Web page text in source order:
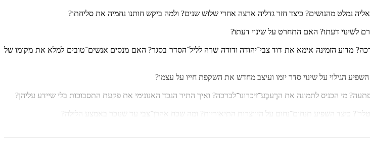
נמלט מהנושים? כיצד חזר גדליה ארצה אחרי שלוש שנים? ולמה ביקש חותנו נחמיה את סליחתו?
לשינוי דעתו? האם התחרט על שינוי דעתו?
מדוע הזמינה אימא את דוד צבי־יהודה ודודה שרה לליל־הסדר בסגר? האם מנסים אנשים־טובים למלא את מקומו של
הגילוי על שינוי סדר יומו ועיצב מחדש את השקפת חייו על עצמו?
מי הכניס לתמונה את הרֶעבֶּע־זיכרונו־לברכה? ואיך התיר הנכד האנונימי את פקעת התסבוכות בלי שיידע עליהן?
כיצד השפיע תנחום־נחום על היווצרות התיאוריות? ומה שכח אהרן־צבי עד שנזכר באמצע הלילה?
מלפני שישים שנה ויותר?